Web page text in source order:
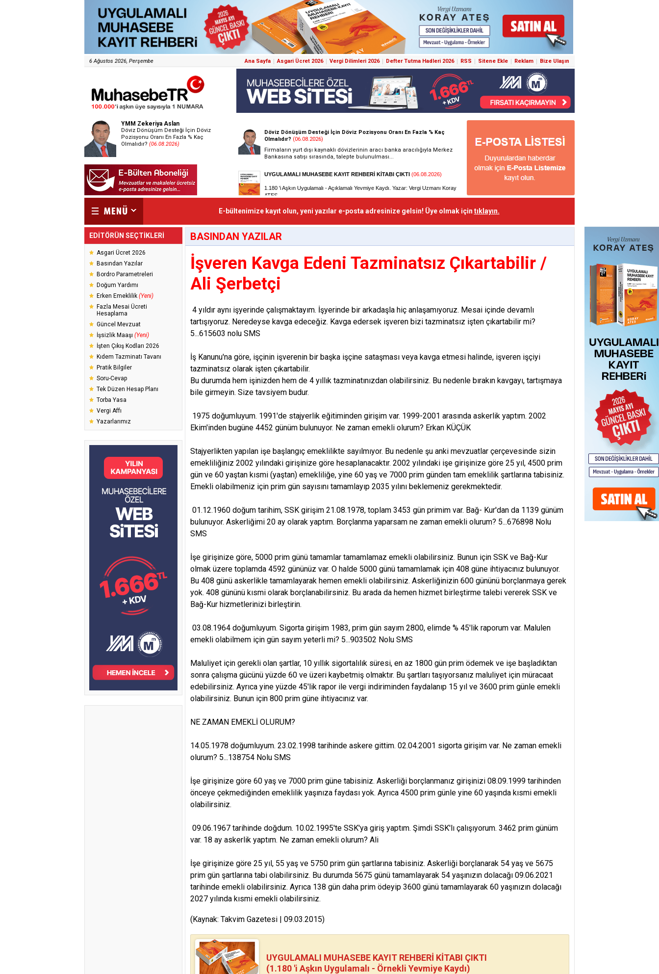
6 Ağustos 2026, Perşembe Ana Sayfa Asgari Ücret 2026 Vergi Dilimleri 2026 Defter Tutma Hadleri 2026 RSS Sitene Ekle Reklam Bize Ulaşın
YMM Zekeriya Aslan
Döviz Dönüşüm Desteği İçin Döviz
Pozisyonu Oranı En Fazla % Kaç
Olmalıdır? (06.08.2026)
E-bültenimize kayıt olun, yeni yazılar e-posta adresinize gelsin! Üye olmak için tıklayın.
EDİTÖRÜN SEÇTİKLERİ
Asgari Ücret 2026
Basından Yazılar
Bordro Parametreleri
Doğum Yardımı
Erken Emeklilik (Yeni)
Fazla Mesai Ücreti
Hesaplama
Güncel Mevzuat
İşsizlik Maaşı (Yeni)
İşten Çıkış Kodları 2026
Kıdem Tazminatı Tavanı
Pratik Bilgiler
Soru-Cevap
Tek Düzen Hesap Planı
Torba Yasa
Vergi Affı
Yazarlarımız
BASINDAN YAZILAR
İşveren Kavga Edeni Tazminatsız Çıkartabilir /
Ali Şerbetçi
4 yıldır aynı işyerinde çalışmaktayım. İşyerinde bir arkadaşla hiç anlaşamıyoruz. Mesai içinde devamlı
tartışıyoruz. Neredeyse kavga edeceğiz. Kavga edersek işveren bizi tazminatsız işten çıkartabilir mi?
5...615603 nolu SMS
İş Kanunu'na göre, işçinin işverenin bir başka işçine sataşması veya kavga etmesi halinde, işveren işçiyi
tazminatsız olarak işten çıkartabilir.
Bu durumda hem işinizden hem de 4 yıllık tazminatınızdan olabilirsiniz. Bu nedenle bırakın kavgayı, tartışmaya
bile girmeyin. Size tavsiyem budur.
1975 doğumluyum. 1991'de stajyerlik eğitiminden girişim var. 1999-2001 arasında askerlik yaptım. 2002
Ekim'inden bugüne 4452 günüm bulunuyor. Ne zaman emekli olurum? Erkan KÜÇÜK
Stajyerlikten yapılan işe başlangıç emeklilikte sayılmıyor. Bu nedenle şu anki mevzuatlar çerçevesinde sizin
emekliliğiniz 2002 yılındaki girişinize göre hesaplanacaktır. 2002 yılındaki işe girişinize göre 25 yıl, 4500 prim
gün ve 60 yaştan kısmi (yaştan) emekliliğe, yine 60 yaş ve 7000 prim günden tam emeklilik şartlarına tabisiniz.
Emekli olabilmeniz için prim gün sayısını tamamlayıp 2035 yılını beklemeniz gerekmektedir.
01.12.1960 doğum tarihim, SSK girişim 21.08.1978, toplam 3453 gün primim var. Bağ- Kur'dan da 1139 günüm
bulunuyor. Askerliğimi 20 ay olarak yaptım. Borçlanma yaparsam ne zaman emekli olurum? 5...676898 Nolu
SMS
İşe girişinize göre, 5000 prim günü tamamlar tamamlamaz emekli olabilirsiniz. Bunun için SSK ve Bağ-Kur
olmak üzere toplamda 4592 gününüz var. O halde 5000 günü tamamlamak için 408 güne ihtiyacınız bulunuyor.
Bu 408 günü askerlikle tamamlayarak hemen emekli olabilirsiniz. Askerliğinizin 600 gününü borçlanmaya gerek
yok. 408 gününü kısmi olarak borçlanabilirsiniz. Bu arada da hemen hizmet birleştirme talebi vererek SSK ve
Bağ-Kur hizmetlerinizi birleştirin.
03.08.1964 doğumluyum. Sigorta girişim 1983, prim gün sayım 2800, elimde % 45'lik raporum var. Malulen
emekli olabilmem için gün sayım yeterli mi? 5...903502 Nolu SMS
Maluliyet için gerekli olan şartlar, 10 yıllık sigortalılık süresi, en az 1800 gün prim ödemek ve işe başladıktan
sonra çalışma gücünü yüzde 60 ve üzeri kaybetmiş olmaktır. Bu şartları taşıyorsanız maluliyet için müracaat
edebilirsiniz. Ayrıca yine yüzde 45'lik rapor ile vergi indiriminden faydalanıp 15 yıl ve 3600 prim günle emekli
olabilirsiniz. Bunun için 800 prim güne ihtiyacınız var.
NE ZAMAN EMEKLİ OLURUM?
14.05.1978 doğumluyum. 23.02.1998 tarihinde askere gittim. 02.04.2001 sigorta girişim var. Ne zaman emekli
olurum? 5...138754 Nolu SMS
İşe girişinize göre 60 yaş ve 7000 prim güne tabisiniz. Askerliği borçlanmanız girişinizi 08.09.1999 tarihinden
önceye çekmediğinden emeklilik yaşınıza faydası yok. Ayrıca 4500 prim günle yine 60 yaşında kısmi emekli
olabilirsiniz.
09.06.1967 tarihinde doğdum. 10.02.1995'te SSK'ya giriş yaptım. Şimdi SSK'lı çalışıyorum. 3462 prim günüm
var. 18 ay askerlik yaptım. Ne zaman emekli olurum? Ali
İşe girişinize göre 25 yıl, 55 yaş ve 5750 prim gün şartlarına tabisiniz. Askerliği borçlanarak 54 yaş ve 5675
prim gün şartlarına tabi olabilirsiniz. Bu durumda 5675 günü tamamlayarak 54 yaşınızın dolacağı 09.06.2021
tarihinde emekli olabilirsiniz. Ayrıca 138 gün daha prim ödeyip 3600 günü tamamlayarak 60 yaşınızın dolacağı
2027 yılında kısmi emekli olabilirsiniz.
(Kaynak: Takvim Gazetesi | 09.03.2015)
UYGULAMALI MUHASEBE KAYIT REHBERİ KİTABI ÇIKTI
(1.180 'i Aşkın Uygulamalı - Örnekli Yevmiye Kaydı)